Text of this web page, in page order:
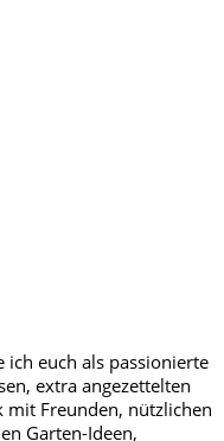
ich euch als passionierte
extra angezettelten
mit Freunden, nützlichen
Garten-Ideen,